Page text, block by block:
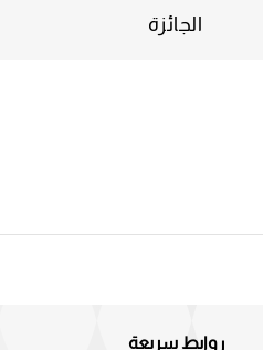
الجائزة
روابط سريعة